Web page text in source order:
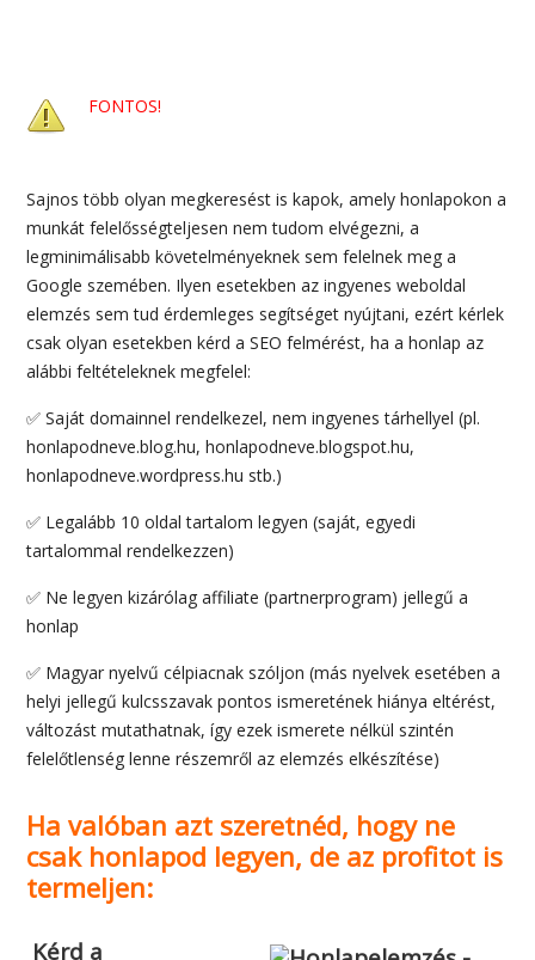
FONTOS!
Sajnos több olyan megkeresést is kapok, amely honlapokon a
munkát felelősségteljesen nem tudom elvégezni, a
legminimálisabb követelményeknek sem felelnek meg a
Google szemében. Ilyen esetekben az ingyenes weboldal
elemzés sem tud érdemleges segítséget nyújtani, ezért kérlek
csak olyan esetekben kérd a SEO felmérést, ha a honlap az
alábbi feltételeknek megfelel:
✅ Saját domainnel rendelkezel, nem ingyenes tárhellyel (pl.
honlapodneve.blog.hu, honlapodneve.blogspot.hu,
honlapodneve.wordpress.hu stb.)
✅ Legalább 10 oldal tartalom legyen (saját, egyedi
tartalommal rendelkezzen)
✅ Ne legyen kizárólag affiliate (partnerprogram) jellegű a
honlap
✅ Magyar nyelvű célpiacnak szóljon (más nyelvek esetében a
helyi jellegű kulcsszavak pontos ismeretének hiánya eltérést,
változást mutathatnak, így ezek ismerete nélkül szintén
felelőtlenség lenne részemről az elemzés elkészítése)
Ha valóban azt szeretnéd, hogy ne
csak honlapod legyen, de az profitot is
termeljen:
Kérd a